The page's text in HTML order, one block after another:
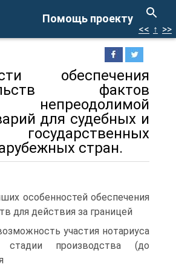
Помощь проекту
<< ↑ >>
обеспечения
фактов
непреодолимой
для судебных и
стран.
особенностей обеспечения
для действия за границей
участия нотариуса
производства (до